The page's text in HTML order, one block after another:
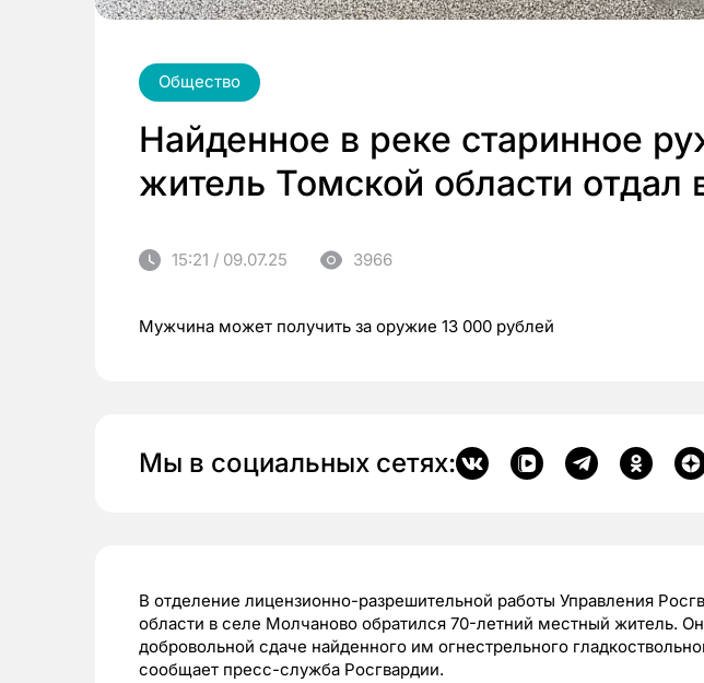
Общество
Найденное в реке старинное
житель Томской области отдал
15:21 / 09.07.25 3966
Мужчина может получить за оружие 13 000 рублей
Мы в социальных сетях:
В отделение лицензионно-разрешительной работы Управления
области в селе Молчаново обратился 70-летний местный житель.
добровольной сдаче найденного им огнестрельного
сообщает пресс-служба Росгвардии.